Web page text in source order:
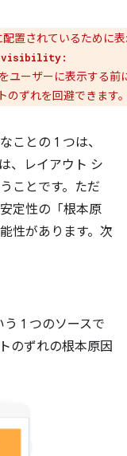
置されているために
visibility:
ユーザーに表示する前
のずれを回避できます
ことの 1 つは、
、レイアウト シ
ことです。ただ
定性の「根本原
性があります。次
1 つのソースで
のずれの根本原因